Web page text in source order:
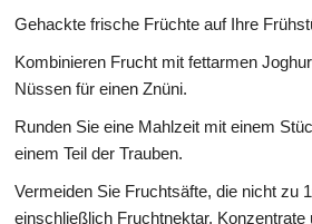
Gehackte frische Früchte auf Ihre
Kombinieren Frucht mit fettarmen
Nüssen für einen Znüni.
Runden Sie eine Mahlzeit mit einem
einem Teil der Trauben.
Vermeiden Sie Fruchtsäfte, die nicht zu
einschließlich Fruchtnektar, Konzentrate